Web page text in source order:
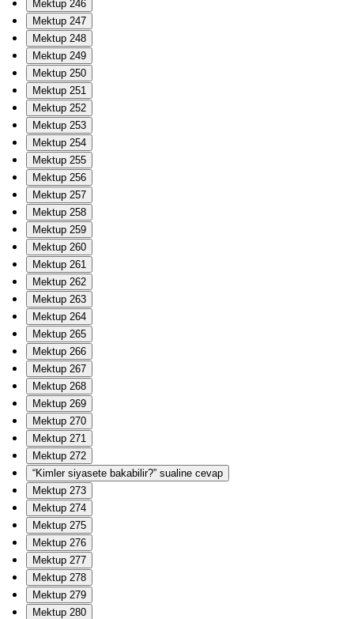
Mektup 246
Mektup 247
Mektup 248
Mektup 249
Mektup 250
Mektup 251
Mektup 252
Mektup 253
Mektup 254
Mektup 255
Mektup 256
Mektup 257
Mektup 258
Mektup 259
Mektup 260
Mektup 261
Mektup 262
Mektup 263
Mektup 264
Mektup 265
Mektup 266
Mektup 267
Mektup 268
Mektup 269
Mektup 270
Mektup 271
Mektup 272
“Kimler siyasete bakabilir?” sualine cevap
Mektup 273
Mektup 274
Mektup 275
Mektup 276
Mektup 277
Mektup 278
Mektup 279
Mektup 280